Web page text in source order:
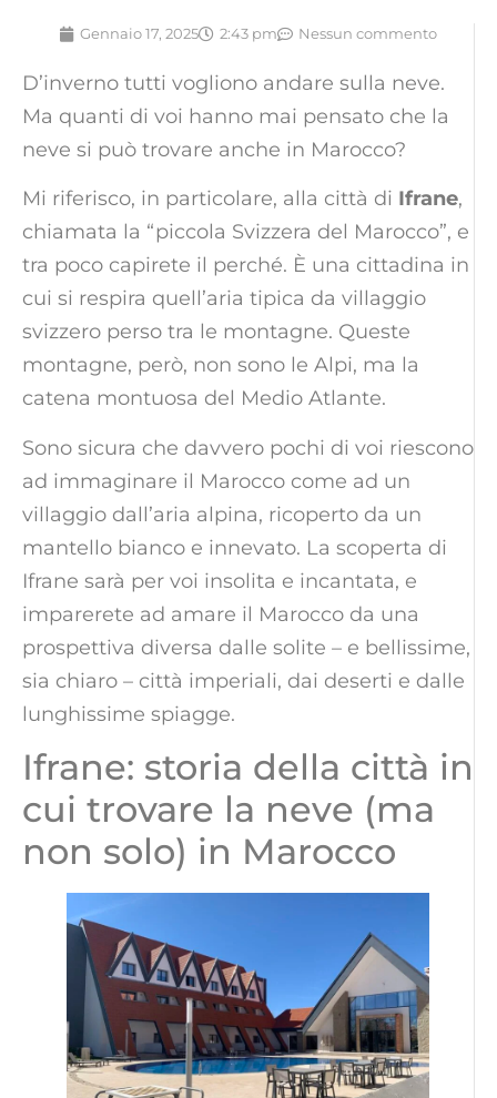
Gennaio 17, 2025 2:43 pm Nessun commento
D’inverno tutti vogliono andare sulla neve.
Ma quanti di voi hanno mai pensato che la
neve si può trovare anche in Marocco?
Mi riferisco, in particolare, alla città di Ifrane,
chiamata la “piccola Svizzera del Marocco”, e
tra poco capirete il perché. È una cittadina in
cui si respira quell’aria tipica da villaggio
svizzero perso tra le montagne. Queste
montagne, però, non sono le Alpi, ma la
catena montuosa del Medio Atlante.
Sono sicura che davvero pochi di voi riescono
ad immaginare il Marocco come ad un
villaggio dall’aria alpina, ricoperto da un
mantello bianco e innevato. La scoperta di
Ifrane sarà per voi insolita e incantata, e
imparerete ad amare il Marocco da una
prospettiva diversa dalle solite – e bellissime,
sia chiaro – città imperiali, dai deserti e dalle
lunghissime spiagge.
Ifrane: storia della città in
cui trovare la neve (ma
non solo) in Marocco